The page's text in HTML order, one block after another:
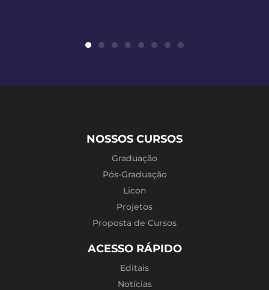
NOSSOS CURSOS
Graduação
Pós-Graduação
Licon
Projetos
Proposta de Cursos
ACESSO RÁPIDO
Editais
Notícias